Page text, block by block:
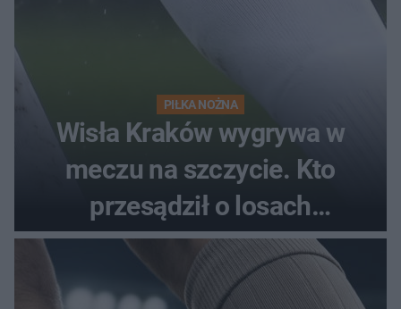
PIŁKA NOŻNA
Wisła Kraków wygrywa w
meczu na szczycie. Kto
przesądził o losach
spotkania?